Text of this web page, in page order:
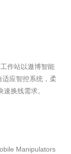
作站以遨博智能
适应智控系统，柔
换线需求。
Manipulators